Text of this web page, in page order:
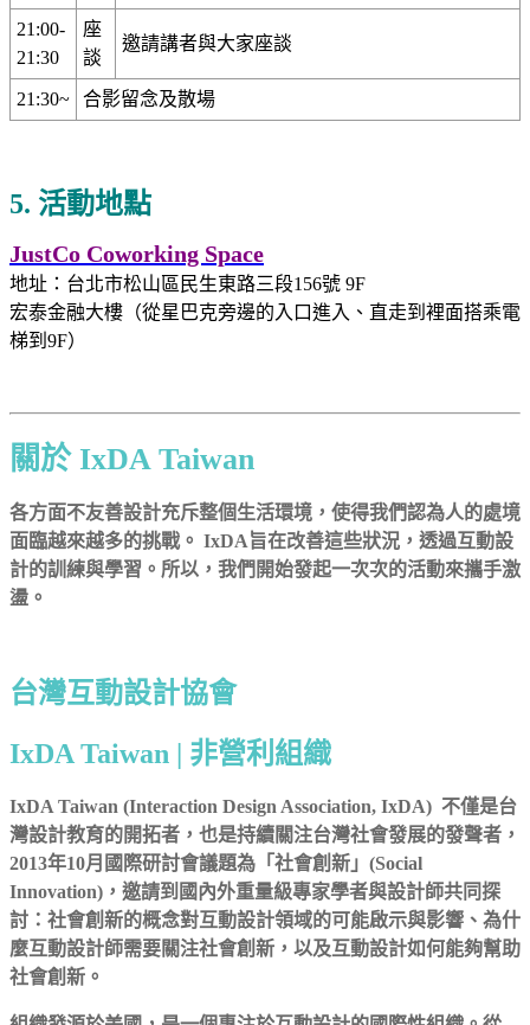
21:00-
21:30
座
談
邀請講者與大家座談
21:30~ 合影留念及散場
5. 活動地點
JustCo Coworking Space
地址：台北市松山區民生東路三段156號 9F
宏泰金融大樓（從星巴克旁邊的入口進入、直走到裡面搭乘電
梯到9F）
關於 IxDA Taiwan
各方面不友善設計充斥整個生活環境，使得我們認為人的處境
面臨越來越多的挑戰。 IxDA旨在改善這些狀況，透過互動設
計的訓練與學習。所以，我們開始發起一次次的活動來攜手激
盪。​
台灣互動設計協會
IxDA Taiwan | 非營利組織
IxDA Taiwan (Interaction Design Association, IxDA) 不僅是台
灣設計教育的開拓者，也是持續關注台灣社會發展的發聲者，
2013年10月國際研討會議題為「社會創新」(Social
Innovation)，邀請到國內外重量級專家學者與設計師共同探
討：社會創新的概念對互動設計領域的可能啟示與影響、為什
麼互動設計師需要關注社會創新，以及互動設計如何能夠幫助
社會創新。